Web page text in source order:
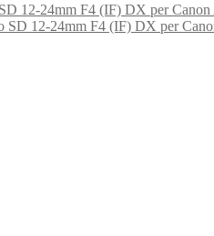
12-24mm F4 (IF) DX per Canon
SD 12-24mm F4 (IF) DX per